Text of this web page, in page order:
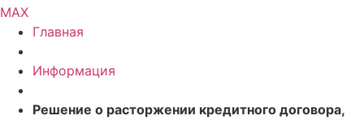
MAX
Главная
Информация
Решение о расторжении кредитного договора,